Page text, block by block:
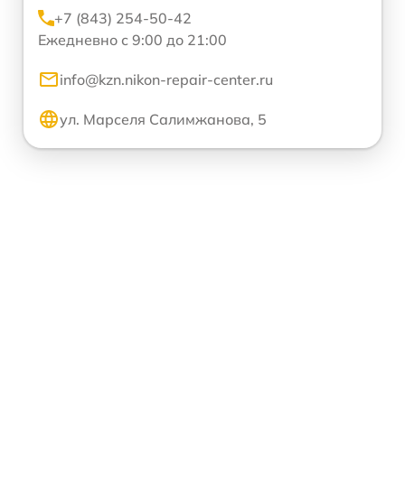
+7 (843) 254-50-42
Ежедневно с 9:00 до 21:00
info@kzn.nikon-repair-center.ru
ул. Марселя Салимжанова, 5